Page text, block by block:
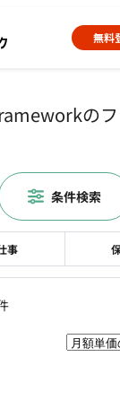
無料
の
事
条件検索